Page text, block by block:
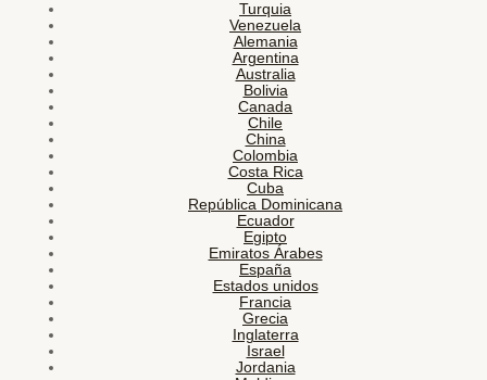
Turquia
Venezuela
Alemania
Argentina
Australia
Bolivia
Canada
Chile
China
Colombia
Costa Rica
Cuba
República Dominicana
Ecuador
Egipto
Emiratos Árabes
España
Estados unidos
Francia
Grecia
Inglaterra
Israel
Jordania